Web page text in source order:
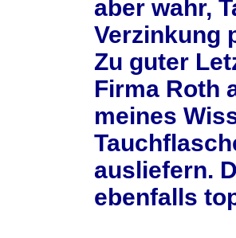
aber wahr,
Verzinkung
Zu guter
Firma Roth
meines
ausliefern.
ebenfalls